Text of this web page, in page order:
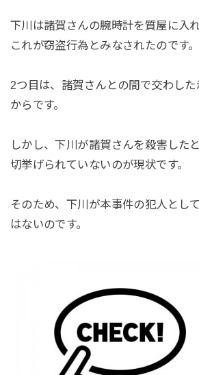
下川は諸賀さんの腕時計を質屋に入
これが窃盗行為とみなされたのです。
2つ目は、諸賀さんとの間で交わし
からです。
しかし、下川が諸賀さんを殺害した
切挙げられていないのが現状です。
そのため、下川が本事件の犯人とし
はないのです。